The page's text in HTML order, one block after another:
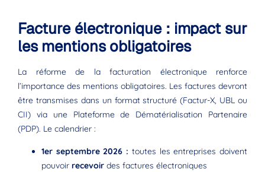
Facture électronique : impact sur
les mentions obligatoires
La réforme de la facturation électronique renforce
l’importance des mentions obligatoires. Les factures devront
être transmises dans un format structuré (Factur-X, UBL ou
CII) via une Plateforme de Dématérialisation Partenaire
(PDP). Le calendrier :
1er septembre 2026 : toutes les entreprises doivent
pouvoir recevoir des factures électroniques